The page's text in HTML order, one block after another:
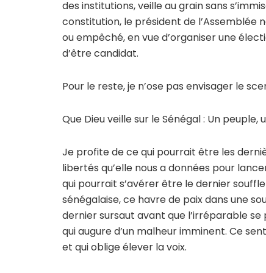
des institutions, veille au grain sans
constitution, le président de l’Assemblée
ou empêché, en vue d’organiser une
d’être candidat.
Pour le reste, je n’ose pas envisager le
Que Dieu veille sur le Sénégal : Un peuple,
Je profite de ce qui pourrait être les
libertés qu’elle nous a données pour
qui pourrait s’avérer être le dernier
sénégalaise, ce havre de paix dans une
dernier sursaut avant que l’irréparable se
qui augure d’un malheur imminent. Ce
et qui oblige élever la voix.